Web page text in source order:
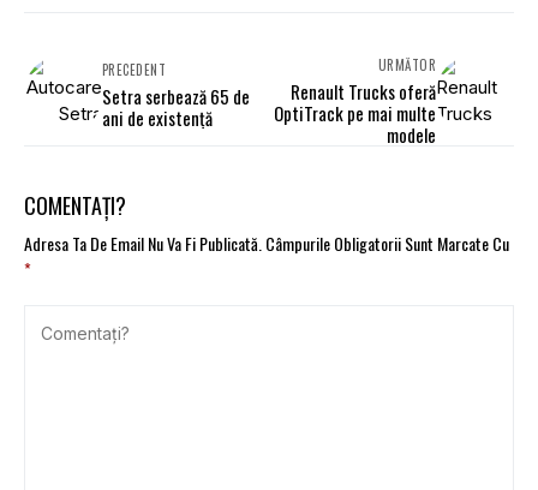
PRECEDENT
Setra serbează 65 de
ani de existență
URMĂTOR
Renault Trucks oferă
OptiTrack pe mai multe
modele
COMENTAȚI?
Adresa Ta De Email Nu Va Fi Publicată. Câmpurile Obligatorii Sunt Marcate Cu
*